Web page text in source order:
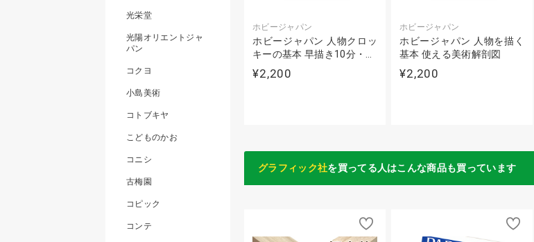
ホビージャパン
ホビージャパン 人物クロッ
キーの基本 早描き10分・…
¥2,200
ホビージャパン
ホビージャパン 人物を描く
基本 使える美術解剖図
¥2,200
グラフィック社を買ってる人はこんな商品も買っています
光栄堂
光陽オリエントジャ
パン
コクヨ
小島美術
コトブキヤ
こどものかお
コニシ
古梅園
コピック
コンテ